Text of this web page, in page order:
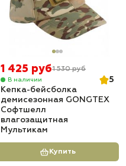
1 425 руб1 530 руб
В наличии
5
Кепка-бейсболка
демисезонная GONGTEX
Софтшелл
влагозащитная
Мультикам
Купить